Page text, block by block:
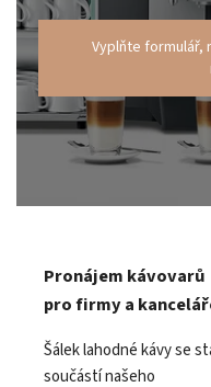
Vyplňte formulář,
Pronájem kávovarů
pro firmy a
Šálek lahodné kávy se
součástí našeho